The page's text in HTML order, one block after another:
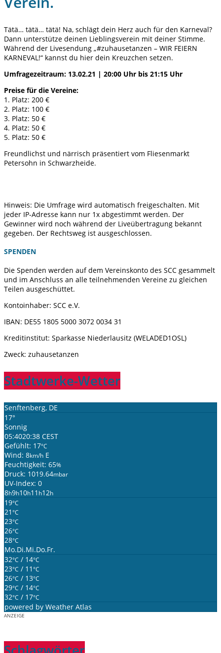
Tätä… tätä… tätä! Na, schlägt dein Herz auch für den Karneval?
Dann unterstütze deinen Lieblingsverein mit deiner Stimme.
Während der Livesendung „#zuhausetanzen – WIR FEIERN
KARNEVAL!“ kannst du hier dein Kreuzchen setzen.
Umfragezeitraum: 13.02.21 | 20:00 Uhr bis 21:15 Uhr
Preise für die Vereine:
1. Platz: 200 €
2. Platz: 100 €
3. Platz: 50 €
4. Platz: 50 €
5. Platz: 50 €
Freundlichst und närrisch präsentiert vom Fliesenmarkt
Petersohn in Schwarzheide.
Hinweis: Die Umfrage wird automatisch freigeschalten. Mit
jeder IP-Adresse kann nur 1x abgestimmt werden. Der
Gewinner wird noch während der Liveübertragung bekannt
gegeben. Der Rechtsweg ist ausgeschlossen.
SPENDEN
Die Spenden werden auf dem Vereinskonto des SCC gesammelt
und im Anschluss an alle teilnehmenden Vereine zu gleichen
Teilen ausgeschüttet.
Kontoinhaber: SCC e.V.
IBAN: DE55 1805 5000 3072 0034 31
Kreditinstitut: Sparkasse Niederlausitz (WELADED1OSL)
Zweck: zuhausetanzen
Stadtwerke-Wetter
Senftenberg, DE
17°
Sonnig
05:4020:38 CEST
Gefühlt: 17°C
Wind: 8km/h E
Feuchtigkeit: 65%
Druck: 1019.64mbar
UV-Index: 0
8h9h10h11 h12h
19°C
21 °C
23°C
26°C
28°C
Mo.Di.Mi.Do.Fr.
32°C / 14°C
23°C / 11 °C
26°C / 13°C
29°C / 14°C
32°C / 17°C
powered by Weather Atlas
ANZEIGE